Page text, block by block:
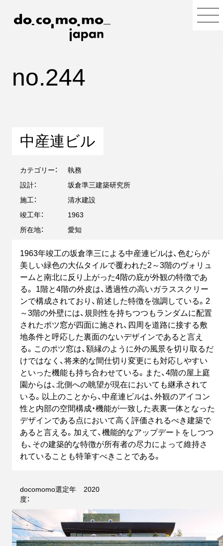
no.244
中産連ビル
カテゴリー：
執務
設計：
坂倉準三建築研究所
施工：
清水建設
竣工年：
1963
所在地：
愛知
1963年竣工の坂倉準三による中産連ビルは、色むらが
美しい緑色の大仏タイルで覆われた2～3階のヴォリュ
ームと南北に反り上がった4階の庇が外観の特徴であ
る。 1階と4階の外皮は、透過性の高いガラススクリー
ンで構成されており、前述した特徴を強調している。2
～3階の外壁には、規則性を持ちつつもランダムに配置
されたポツ窓が四面に施され、四周を道路に接する敷
地条件と呼応した裏面のないデザインであると言え
る。このポツ窓は、額縁のように外の風景を切り取るだ
けではなく、将来的な間仕切り変更にも対応しやすい
といった機能も持ち合わせている。また、4階の屋上庭
園からは、北側への眺望が現在においても継承されて
いる。以上のことから、中産連ビルは、外観のアイコン
性と内部の空間構成・機能が一致した表裏一体となった
デザインである点において高く評価されるべき建築で
あると言える。加えて、機能的なアップデートをしつつ
も、その建築的な特徴が所有者の尽力によって維持さ
れていることも特筆すべきことである。
docomomo選定年
度：
2020